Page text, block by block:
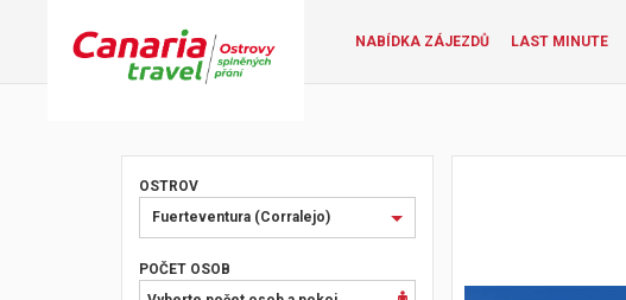
NABÍDKA ZÁJEZDŮ LAST MINUTE
OSTROV
Vyberte
ostrov
nebo
oblast
Fuerteventura (Corralejo)
POČET OSOB